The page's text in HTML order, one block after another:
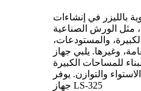
بالليزر في إنشاءات
مثل الورش الصناعية
والمستودعات،
وغيرها. يلبي جهاز
للمساحات الكبيرة
والتوازن. يوفر
جهاز LS-325